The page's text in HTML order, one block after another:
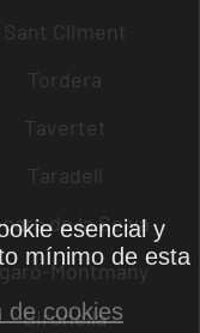
Sant Climent
Tordera
Tavertet
Taradell
de la Selva
Montmany
Gironella
esencial y
mínimo de esta
de cookies